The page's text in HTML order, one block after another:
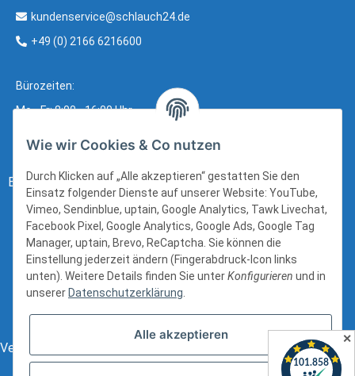
kundenservice@schlauch24.de
+49 (0) 2166 6216600
Bürozeiten:
Mo - Fr: 8:00 - 16:00 Uhr
Bezahlung:
Versand:
Wie wir Cookies & Co nutzen
Durch Klicken auf „Alle akzeptieren“ gestatten Sie den
Einsatz folgender Dienste auf unserer Website: YouTube,
Vimeo, Sendinblue, uptain, Google Analytics, Tawk Livechat,
Facebook Pixel, Google Analytics, Google Ads, Google Tag
Manager, uptain, Brevo, ReCaptcha. Sie können die
Einstellung jederzeit ändern (Fingerabdruck-Icon links
unten). Weitere Details finden Sie unterKonfigurieren und in
unserer Datenschutzerklärung.
Alle akzeptieren ✕